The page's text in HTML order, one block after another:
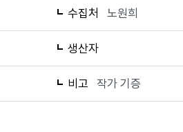
수집처 노원희
생산자
비고 작가 기증